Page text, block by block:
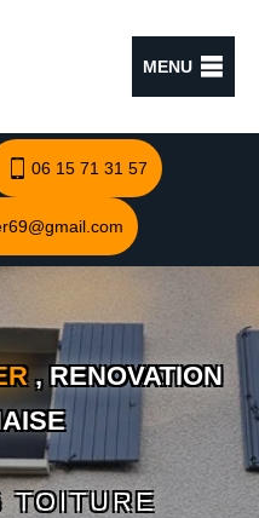
MENU
06 15 71 31 57
, RENOVATION
TOITURE